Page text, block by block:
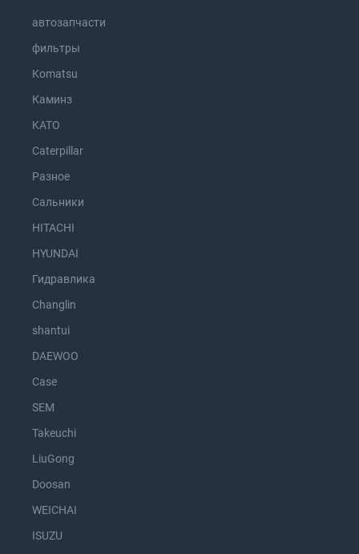
автозапчасти
фильтры
Komatsu
Каминз
KATO
Caterpillar
Разное
Сальники
HITACHI
HYUNDAI
Гидравлика
Changlin
shantui
DAEWOO
Case
SEM
Takeuchi
LiuGong
Doosan
WEICHAI
ISUZU